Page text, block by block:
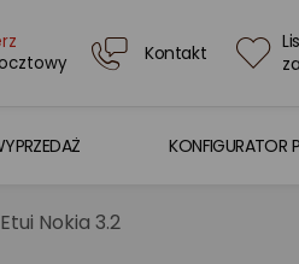
Kontakt
KONFIGURATOR
Etui Nokia 3.2